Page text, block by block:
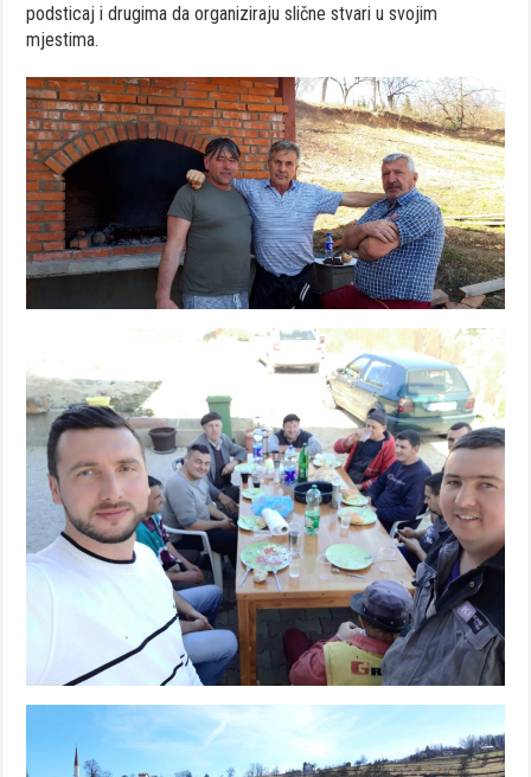
podsticaj i drugima da organiziraju slične stvari u svojim
mjestima.